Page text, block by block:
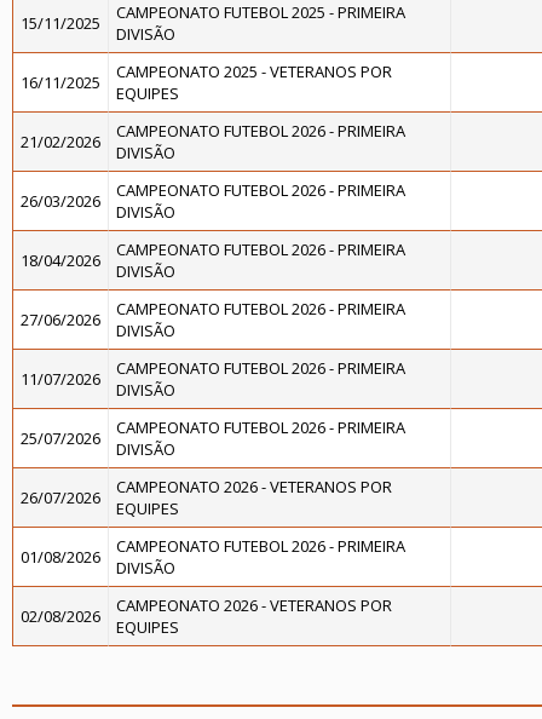
15/11/2025
CAMPEONATO FUTEBOL 2025 - PRIMEIRA
DIVISÃO
16/11/2025
CAMPEONATO 2025 - VETERANOS POR
EQUIPES
21/02/2026
CAMPEONATO FUTEBOL 2026 - PRIMEIRA
DIVISÃO
26/03/2026
CAMPEONATO FUTEBOL 2026 - PRIMEIRA
DIVISÃO
18/04/2026
CAMPEONATO FUTEBOL 2026 - PRIMEIRA
DIVISÃO
27/06/2026
CAMPEONATO FUTEBOL 2026 - PRIMEIRA
DIVISÃO
11/07/2026
CAMPEONATO FUTEBOL 2026 - PRIMEIRA
DIVISÃO
25/07/2026
CAMPEONATO FUTEBOL 2026 - PRIMEIRA
DIVISÃO
26/07/2026
CAMPEONATO 2026 - VETERANOS POR
EQUIPES
01/08/2026
CAMPEONATO FUTEBOL 2026 - PRIMEIRA
DIVISÃO
02/08/2026
CAMPEONATO 2026 - VETERANOS POR
EQUIPES